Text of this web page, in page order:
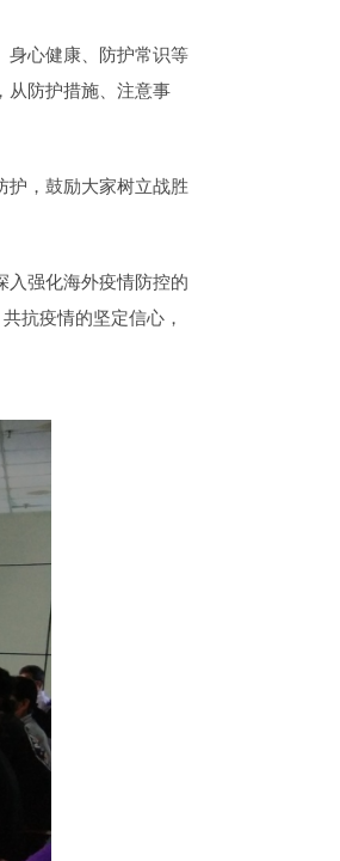
身心健康、防护常识等
从防护措施、注意事
护，鼓励大家树立战胜
入强化海外疫情防控的
抗疫情的坚定信心，